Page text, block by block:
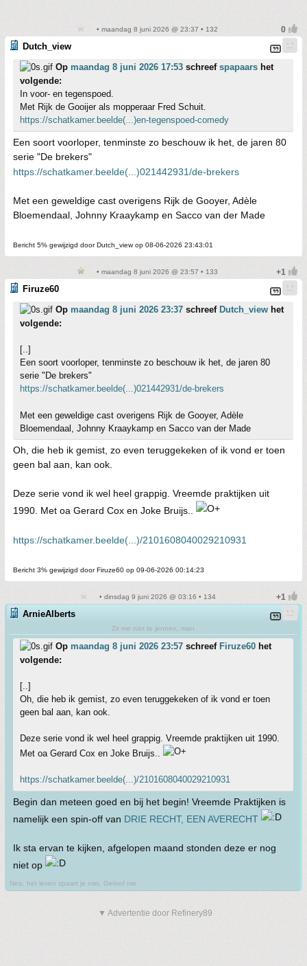
• maandag 8 juni 2026 @ 23:37 • 132
Dutch_view
Op maandag 8 juni 2026 17:53 schreef spapaars het
volgende:
In voor- en tegenspoed.
Met Rijk de Gooijer als mopperaar Fred Schuit.
https://schatkamer.beelde(...)en-tegenspoed-comedy
Een soort voorloper, tenminste zo beschouw ik het, de jaren 80
serie "De brekers"
https://schatkamer.beelde(...)021442931/de-brekers
Met een geweldige cast overigens Rijk de Gooyer, Adèle
Bloemendaal, Johnny Kraaykamp en Sacco van der Made
Bericht 5% gewijzigd door Dutch_view op 08-06-2026 23:43:01
• maandag 8 juni 2026 @ 23:57 • 133
Firuze60
Op maandag 8 juni 2026 23:37 schreef Dutch_view het
volgende:
[..]
Een soort voorloper, tenminste zo beschouw ik het, de jaren 80
serie "De brekers"
https://schatkamer.beelde(...)021442931/de-brekers
Met een geweldige cast overigens Rijk de Gooyer, Adèle
Bloemendaal, Johnny Kraaykamp en Sacco van der Made
Oh, die heb ik gemist, zo even teruggekeken of ik vond er toen
geen bal aan, kan ook.
Deze serie vond ik wel heel grappig. Vreemde praktijken uit
1990. Met oa Gerard Cox en Joke Bruijs..
https://schatkamer.beelde(...)/2101608040029210931
Bericht 3% gewijzigd door Firuze60 op 09-06-2026 00:14:23
• dinsdag 9 juni 2026 @ 03:16 • 134
ArnieAlberts
Zit me niet te jennen, man
Op maandag 8 juni 2026 23:57 schreef Firuze60 het
volgende:
[..]
Oh, die heb ik gemist, zo even teruggekeken of ik vond er toen
geen bal aan, kan ook.
Deze serie vond ik wel heel grappig. Vreemde praktijken uit 1990.
Met oa Gerard Cox en Joke Bruijs..
https://schatkamer.beelde(...)/2101608040029210931
Begin dan meteen goed en bij het begin! Vreemde Praktijken is
namelijk een spin-off van DRIE RECHT, EEN AVERECHT
Ik sta ervan te kijken, afgelopen maand stonden deze er nog
niet op
Nee, het leven spaart je niet. Geloof me.
▼ Advertentie door Refinery89